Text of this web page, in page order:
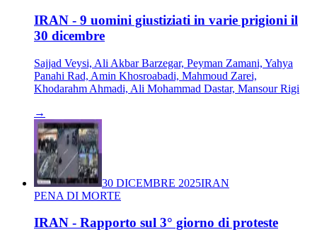
IRAN - 9 uomini giustiziati in varie prigioni il
30 dicembre
Sajjad Veysi, Ali Akbar Barzegar, Peyman Zamani, Yahya
Panahi Rad, Amin Khosroabadi, Mahmoud Zarei,
Khodarahm Ahmadi, Ali Mohammad Dastar, Mansour Rigi
→
30 DICEMBRE 2025IRAN
PENA DI MORTE
IRAN - Rapporto sul 3° giorno di proteste